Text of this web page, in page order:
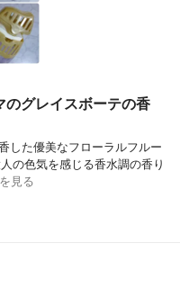
のグレイスボーテの香
した優美なフローラルフルー
の色気を感じる香水調の香り
見る